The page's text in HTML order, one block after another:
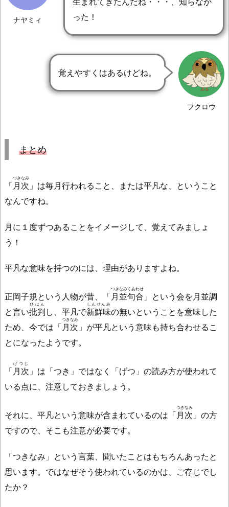
ナヤミィ
った！
フクロウ
覚えやすくはあるけどね。
まとめ
「 月次
つきなみ
」は毎月行われること、または平凡な、ということ
なんですね。
月に１度ずつあることをイメージして、覚えてみましょ
う！
平凡な意味を持つのには、理由がありますよね。
正岡子規という人物が昔、「月並句合
つきなみくあわせ
」という会を月並調
と言い批判
ひはん
し、平凡で新鮮味
しんせんみ
の無いということを意味した
ため、今では「月次
つきなみ
」が平凡という意味も持ち合わせるこ
とになったようです。
「月次
げつじ
」は「つき」ではなく「げつ」の読み方が使われて
いる点に、注意しておきましょう。
それに、平凡という意味が含まれているのは「 月次
つきなみ
」の方
ですので、そこも注意が必要です。
「つきなみ」という言葉、聞いたことはもちろんあったと
思います。ではなぜそう使われているのかは、ご存じでし
たか？